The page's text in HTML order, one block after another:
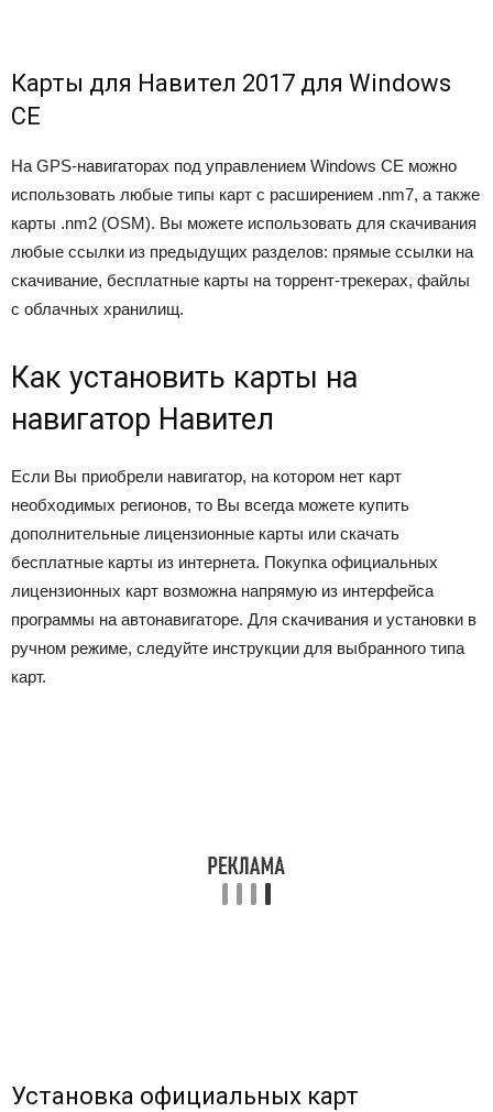
Карты для Навител 2017 для Windows
CE
На GPS-навигаторах под управлением Windows CE можно
использовать любые типы карт с расширением .nm7, а также
карты .nm2 (OSM). Вы можете использовать для скачивания
любые ссылки из предыдущих разделов: прямые ссылки на
скачивание, бесплатные карты на торрент-трекерах, файлы
с облачных хранилищ.
Как установить карты на
навигатор Навител
Если Вы приобрели навигатор, на котором нет карт
необходимых регионов, то Вы всегда можете купить
дополнительные лицензионные карты или скачать
бесплатные карты из интернета. Покупка официальных
лицензионных карт возможна напрямую из интерфейса
программы на автонавигаторе. Для скачивания и установки в
ручном режиме, следуйте инструкции для выбранного типа
карт.
Установка официальных карт